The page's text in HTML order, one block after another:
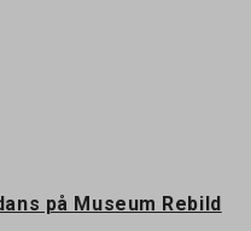
på Museum Rebild